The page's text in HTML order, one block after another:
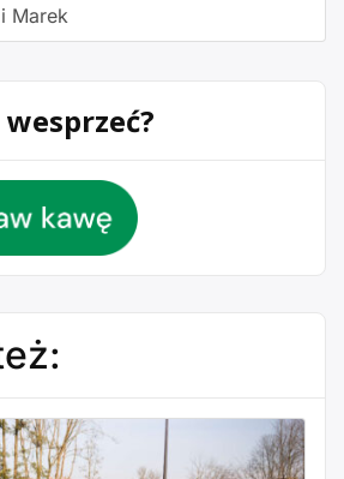
Marek
wesprzeć?